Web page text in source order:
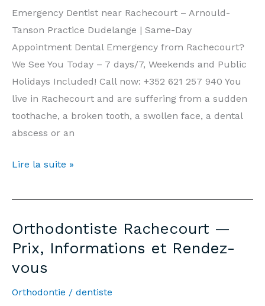
|
Cabinet
Arnould-
Tanson
Luxembourg
Emergency Dentist near Rachecourt – Arnould-
Tanson Practice Dudelange | Same-Day
Appointment Dental Emergency from Rachecourt?
We See You Today – 7 days/7, Weekends and Public
Holidays Included! Call now: +352 621 257 940 You
live in Rachecourt and are suffering from a sudden
toothache, a broken tooth, a swollen face, a dental
abscess or an
Emergency
Rachecourt
7
days/7,
Weekends
Lire la suite »
Orthodontiste Rachecourt —
Prix, Informations et Rendez-
vous
Orthodontie / dentiste